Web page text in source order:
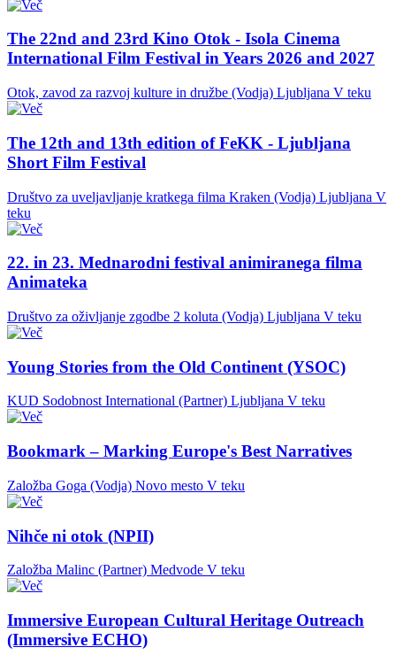
The 22nd and 23rd Kino Otok - Isola Cinema
International Film Festival in Years 2026 and 2027
Otok, zavod za razvoj kulture in družbe (Vodja) Ljubljana V teku
The 12th and 13th edition of FeKK - Ljubljana
Short Film Festival
Društvo za uveljavljanje kratkega filma Kraken (Vodja) Ljubljana V
teku
22. in 23. Mednarodni festival animiranega filma
Animateka
Društvo za oživljanje zgodbe 2 koluta (Vodja) Ljubljana V teku
Young Stories from the Old Continent (YSOC)
KUD Sodobnost International (Partner) Ljubljana V teku
Bookmark – Marking Europe's Best Narratives
Založba Goga (Vodja) Novo mesto V teku
Nihče ni otok (NPII)
Založba Malinc (Partner) Medvode V teku
Immersive European Cultural Heritage Outreach
(Immersive ECHO)